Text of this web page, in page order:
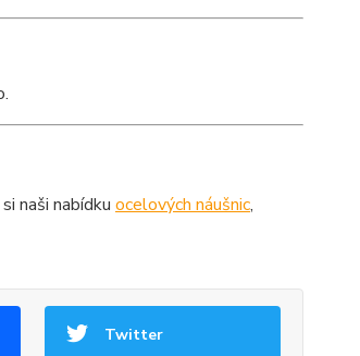
naši nabídku ocelových náušnic,
Twitter